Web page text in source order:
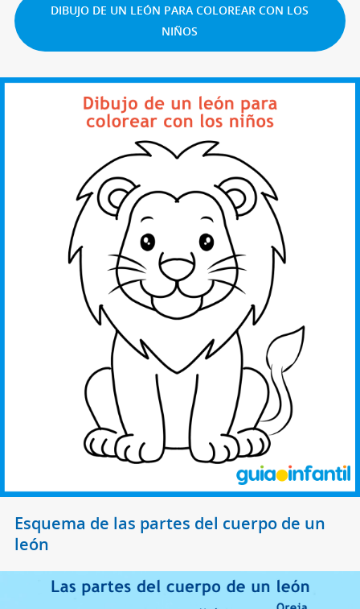
DIBUJO DE UN LEÓN PARA COLOREAR CON LOS
NIÑOS
Esquema de las partes del cuerpo de un
león